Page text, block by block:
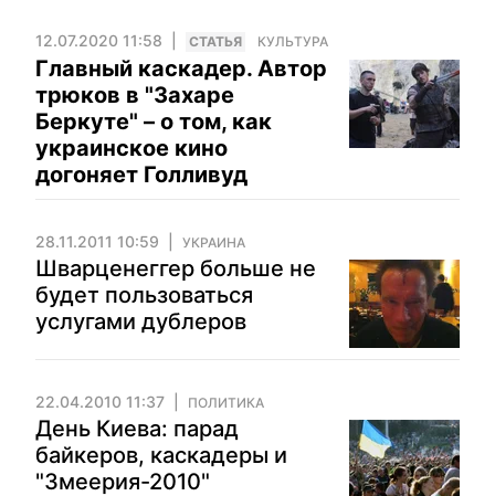
12.07.2020 11:58 CТАТЬЯ КУЛЬТУРА
Главный каскадер. Автор
трюков в "Захаре
Беркуте" – о том, как
украинское кино
догоняет Голливуд
28.11.2011 10:59 УКРАИНА
Шварценеггер больше не
будет пользоваться
услугами дублеров
22.04.2010 11:37 ПОЛИТИКА
День Киева: парад
байкеров, каскадеры и
"Змеерия-2010"